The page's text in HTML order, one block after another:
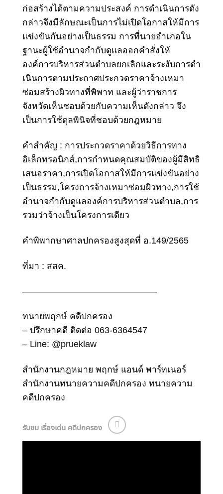
ก่อสร้างได้ตามความประสงค์ การดําเนินการดัง
กล่าวจึงมีลักษณะเป็นการไม่เปิดโอกาสให้มีการ
แข่งขันกันอย่างเป็นธรรม การที่นายอําเภอใน
ฐานะผู้ใช้อํานาจกํากับดูแลออกคําสั่งให้
องค์การบริหารส่วนตําบลยกเลิกและระงับการดํา
เนินการตามประกาศประกวดราคาจ้างเหมา
ซ่อมสร้างผิวทางที่พิพาท และผู้ว่าราชการ
จังหวัดเห็นชอบด้วยกับความเห็นดังกล่าว จึง
เป็นการใช้ดุลพินิจที่ชอบด้วยกฎหมาย
คําสําคัญ : การประกวดราคาด้วยวิธีการทาง
อิเล็กทรอนิกส์,การกําหนดคุณสมบัติของผู้มีสิทธิ
เสนอราคา,การเปิดโอกาสให้มีการแข่งขันอย่าง
เป็นธรรม,โครงการจ้างเหมาซ่อมผิวทาง,การใช้
อํานาจกํากับดูแลองค์การบริหารส่วนตําบล,การ
รวมว่าจ้างเป็นโครงการเดียว
คําพิพากษาศาลปกครองสูงสุดที่ อ.149/2565
ที่มา : สสค.
———————————————
ทนายพฤกษ์ คดีปกครอง
– ปรึกษาคดี ติดต่อ 063-6364547
– Line: @prueklaw
สำนักงานกฎหมาย พฤกษ์ แอนด์ พาร์ทเนอร์
สำนักงานทนายความคดีปกครอง ทนายความ
คดีปกครอง
รับชม เรื่องเด่น คดีปกครอง